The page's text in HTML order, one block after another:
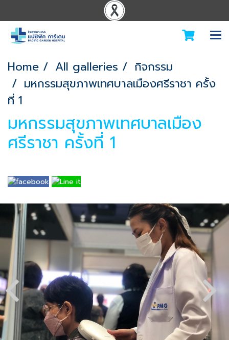
Home All galleries
กิจกรรม
มหกรรมสุขภาพเทศบาลเมืองศรีราชา ครั้ง
ที่ 1
มหกรรมสุขภาพเทศบาลเมือง
ศรีราชา ครั้งที่ 1